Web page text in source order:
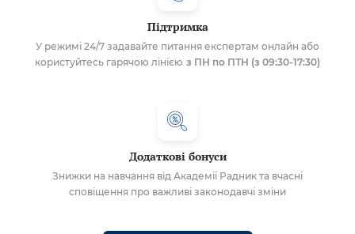
Підтримка
У режимі 24/7 задавайте питання експертам онлайн або
користуйтесь гарячою лінією з ПН по ПТН (з 09:30-17:30)
Додаткові бонуси
Знижки на навчання від Академії Радник та вчасні
сповіщення про важливі законодавчі зміни